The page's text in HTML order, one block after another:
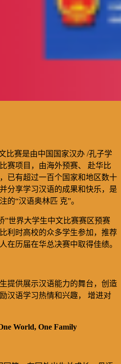
比赛是由中国国家汉办 /孔子学
赛项目，由海外预赛、 赴华比
已有超过一百个国家和地区数十
分享学习汉语的成果和快乐，是
的“汉语奥林匹 克”。
”世界大学生中文比赛赛区预赛
利时高校的众多学生参加，推荐
在历届在华总决赛中取得佳绩。
提供展示汉语能力的舞台，创造
汉语学习热情和兴趣， 增进对
World, One Family